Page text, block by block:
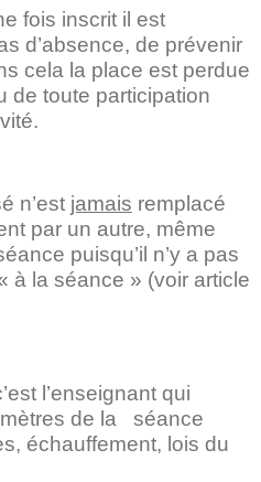
fois inscrit il est
d’absence, de prévenir
cela la place est perdue
de toute participation
n’est jamais remplacé
par un autre, même
puisqu’il n’y a pas
à la séance » (voir article
l’enseignant qui
de la
séance
échauffement, lois du